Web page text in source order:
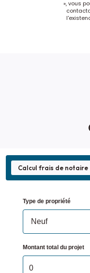
», vous
Calcul frais de notaire